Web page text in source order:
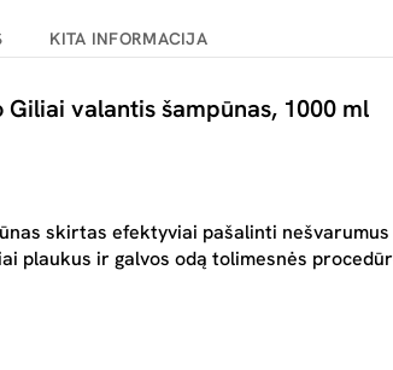
KITA INFORMACIJA
Giliai valantis šampūnas, 1000 ml
skirtas efektyviai pašalinti
plaukus ir galvos odą tolimesnės